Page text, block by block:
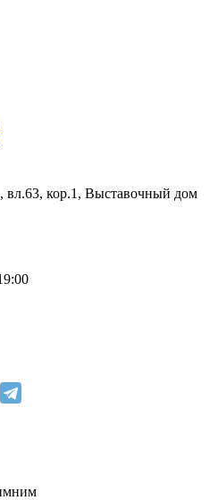
кор.1, Выставочный дом